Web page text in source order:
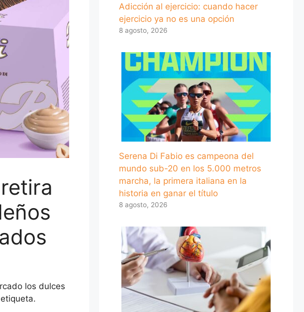
los dulces
Adicción al ejercicio: cuando hacer
ejercicio ya no es una opción
8 agosto, 2026
Serena Di Fabio es campeona del
mundo sub-20 en los 5.000 metros
marcha, la primera italiana en la
historia en ganar el título
8 agosto, 2026